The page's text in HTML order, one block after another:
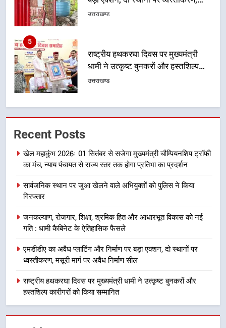
मसूरी मार्ग पर अवैध निर्माण सील
5
राष्ट्रीय हथकरघा दिवस पर मुख्यमंत्री
धामी ने उत्कृष्ट बुनकरों और हस्तशिल्प
कारीगरों को किया सम्मानित
उत्तराखंड कांग्रेस में बड़ा संगठनात्मक
7
मुख्यमंत्री धामी बोले- युवाओं को रोजगार
भर्ती
दिल्ली-देहरादून आर्थिक कॉरिडोर से जुड़ी
12 किमी ग्रीनफील्ड बाईपास परियोजना
गुणवत्तापूर्ण निर्माण सुनिश्चित करने के
निर्देश, सुरक्षा मानकों से कोई समझौता
खेल महाकुंभ 2026ः 01 सितंबर से सजेगा
Recent Posts
खेल महाकुंभ 2026ः 01 सितंबर से सजेगा मुख्यमंत्री चौम्पियनशिप ट्रॉफी
का मंच, न्याय पंचायत से राज्य स्तर तक होगा प्रतिभा का प्रदर्शन
सार्वजनिक स्थान पर जुआ खेलने वाले अभियुक्तों को पुलिस ने किया
गिरफ्तार
जनकल्याण, रोजगार, शिक्षा, श्रमिक हित और आधारभूत विकास को नई
गति : धामी कैबिनेट के ऐतिहासिक फैसले
एमडीडीए का अवैध प्लाटिंग और निर्माण पर बड़ा एक्शन, दो स्थानों पर
ध्वस्तीकरण, मसूरी मार्ग पर अवैध निर्माण सील
राष्ट्रीय हथकरघा दिवस पर मुख्यमंत्री धामी ने उत्कृष्ट बुनकरों और
हस्तशिल्प कारीगरों को किया सम्मानित